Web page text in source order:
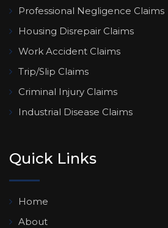
Professional Negligence Claims
Housing Disrepair Claims
Work Accident Claims
Trip/Slip Claims
Criminal Injury Claims
Industrial Disease Claims
Quick Links
Home
About